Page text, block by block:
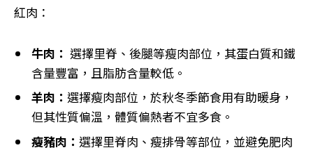
紅肉：
牛肉： 選擇里脊、後腿等瘦肉部位，其蛋白質和鐵
含量豐富，且脂肪含量較低。
羊肉： 選擇瘦肉部位，於秋冬季節食用有助暖身，
但其性質偏溫，體質偏熱者不宜多食。
瘦豬肉： 選擇里脊肉、瘦排骨等部位，並避免肥肉